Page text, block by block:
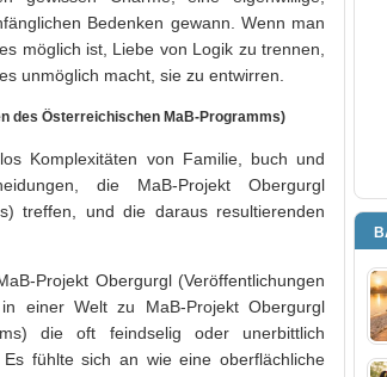
Bedenken gewann. Wenn man
möglich ist, Liebe von Logik zu trennen,
unmöglich macht, sie zu entwirren.
des Österreichischen MaB-Programms)
Komplexitäten von Familie, buch und
die MaB-Projekt Obergurgl
treffen, und die daraus resultierenden
Projekt Obergurgl (Veröffentlichungen
einer Welt zu MaB-Projekt Obergurgl
die oft feindselig oder unerbittlich
fühlte sich an wie eine oberflächliche